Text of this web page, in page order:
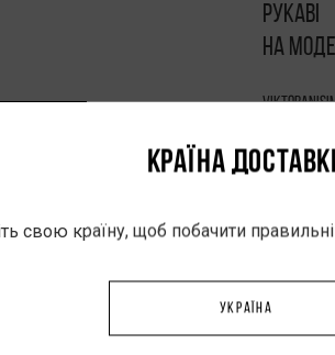
рукаві
На
програми.
КРАЇНА
свою країну, щоб побачити
УКРАЇНА